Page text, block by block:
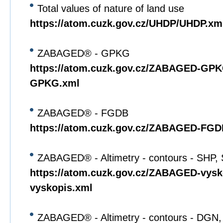
Total values of nature of land use
https://atom.cuzk.gov.cz/UHDP/
ZABAGED® - GPKG
https://atom.cuzk.gov.cz/ZABAGED-
GPKG.xml
ZABAGED® - FGDB
https://atom.cuzk.gov.cz/ZABAGED-
ZABAGED® - Altimetry - contours - SHP,
https://atom.cuzk.gov.cz/ZABAGED-
vyskopis.xml
ZABAGED® - Altimetry - contours -